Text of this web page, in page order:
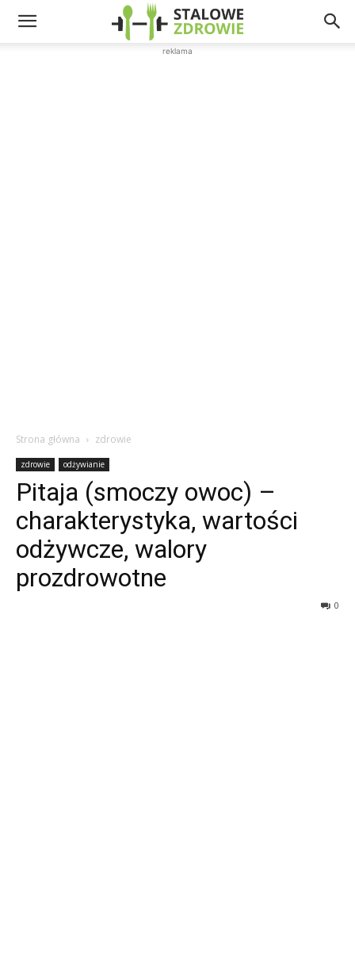
reklama
Strona główna zdrowie
zdrowie odżywianie
Pitaja (smoczy owoc) –
charakterystyka, wartości
odżywcze, walory
prozdrowotne
0